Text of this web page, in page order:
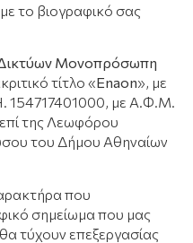
το βιογραφικό σας
Μονοπρόσωπη
τίτλο «Enaon», με
154717401000, με Α.Φ.Μ.
της Λεωφόρου
του Δήμου Αθηναίων
που
σημείωμα που μας
τύχουν επεξεργασίας